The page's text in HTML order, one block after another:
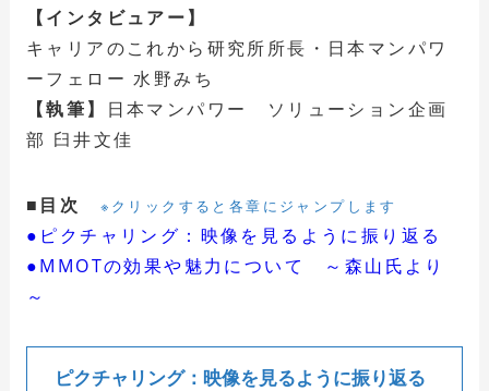
【インタビュアー】
キャリアのこれから研究所所長・日本マンパワ
ーフェロー 水野みち
【執筆】
日本マンパワー ソリューション企画
部 臼井文佳
■目次 ※クリックすると各章にジャンプします
●ピクチャリング：映像を見るように振り返る
●MMOTの効果や魅力について ～森山氏より
～
ピクチャリング：映像を見るように振り返る